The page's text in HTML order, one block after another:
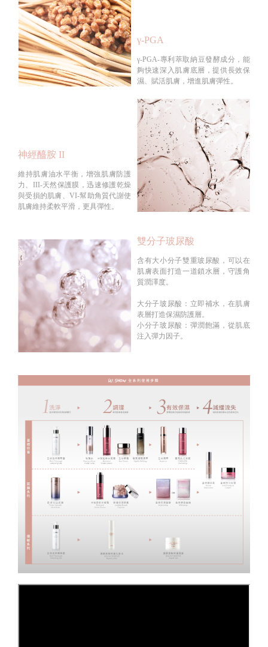
γ-PGA
γ-PGA-專利萃取納豆發酵成分，能
夠快速深入肌膚底層，提供長效保
濕、賦活肌膚，增進肌膚彈性。
神經醯胺 II
維持肌膚油水平衡，增強肌膚防護
力、III-天然保護膜，迅速修護乾燥
與受損的肌膚、VI-幫助角質代謝使
肌膚維持柔軟平滑，更具彈性。
雙分子玻尿酸
含有大小分子雙重玻尿酸，可以在
肌膚表面打造一道鎖水層，守護角
質潤澤度。
大分子玻尿酸：立即補水，在肌膚
表層打造保濕防護層。
小分子玻尿酸：彈潤飽滿，從肌底
注入彈力因子。